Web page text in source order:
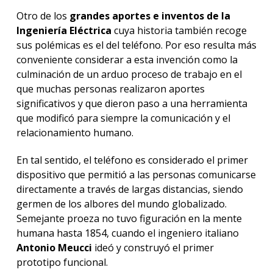
Otro de los grandes aportes e inventos de la
Ingeniería Eléctrica cuya historia también recoge
sus polémicas es el del teléfono. Por eso resulta más
conveniente considerar a esta invención como la
culminación de un arduo proceso de trabajo en el
que muchas personas realizaron aportes
significativos y que dieron paso a una herramienta
que modificó para siempre la comunicación y el
relacionamiento humano.
En tal sentido, el teléfono es considerado el primer
dispositivo que permitió a las personas comunicarse
directamente a través de largas distancias, siendo
germen de los albores del mundo globalizado.
Semejante proeza no tuvo figuración en la mente
humana hasta 1854, cuando el ingeniero italiano
Antonio Meucci ideó y construyó el primer
prototipo funcional.